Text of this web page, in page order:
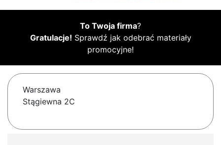
To Twoja firma?
Gratulacje! Sprawdź jak odebrać materiały
promocyjne!
Warszawa
Stągiewna 2C